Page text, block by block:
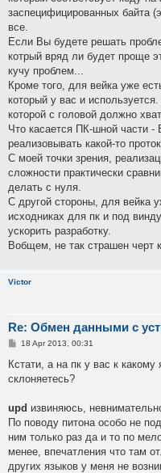
заспецифицированных байта
все.
Если Вы будете решать
котрый вряд ли будет проще
кучу проблем...
Кроме того, для вейка уже
который у вас и
которой с головой должно
Что касается ПК-шной части
реализовывать какой-то
С моей точки зрения,
сложности практически
делать с нуля.
С другой стороны, для вейка
исходниках для пк и под
ускорить разработку.
Вобщем, не так страшен черт
Victor
Re: Обмен данными с
P
s
18 Apr 2013, 00:31
Кстати, а на пк у вас к
склоняетесь?
upd извиняюсь,
По поводу питона особо не
ним только раз да и то по
менее, впечатления что там
других языков у меня не